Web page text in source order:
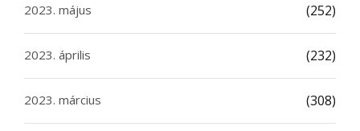
2023. május (252)
2023. április (232)
2023. március (308)